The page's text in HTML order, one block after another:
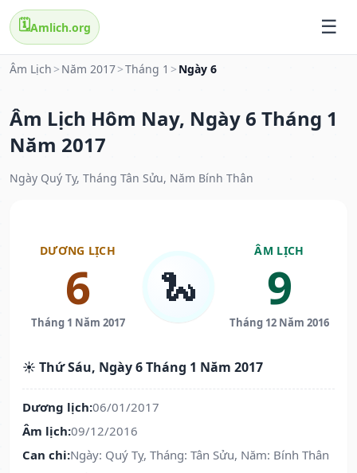
🗓️Amlich.org
Âm Lịch > Năm 2017>Tháng 1 > Ngày 6
Âm Lịch Hôm Nay, Ngày 6 Tháng 1
Năm 2017
Ngày Quý Tỵ, Tháng Tân Sửu, Năm Bính Thân
DƯƠNG LỊCH
6
Tháng 1 Năm 2017
🐍
ÂM LỊCH
9
Tháng 12 Năm 2016
☀️ Thứ Sáu, Ngày 6 Tháng 1 Năm 2017
Dương lịch:06/01/2017
Âm lịch:09/12/2016
Can chi:Ngày: Quý Tỵ, Tháng: Tân Sửu, Năm: Bính Thân